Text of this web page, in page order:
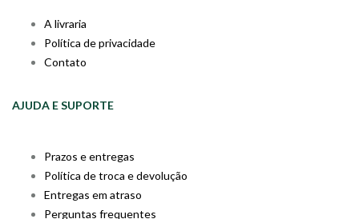
A livraria
Política de privacidade
Contato
AJUDA E SUPORTE
Prazos e entregas
Política de troca e devolução
Entregas em atraso
Perguntas frequentes